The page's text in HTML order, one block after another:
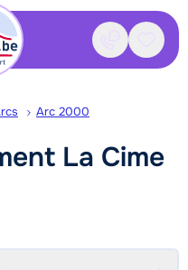
Contact
Arc 2000
La Cime